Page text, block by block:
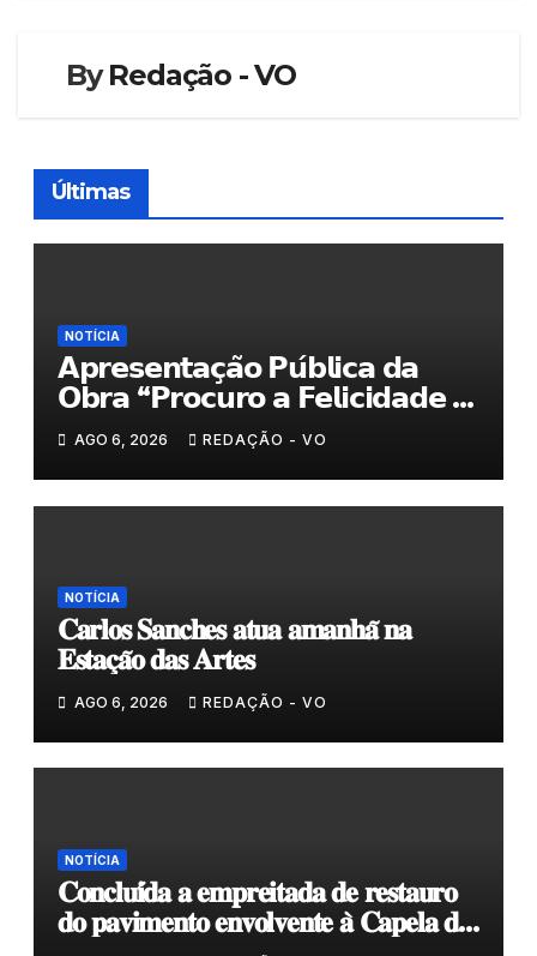
ByRedação - VO
Últimas
NOTÍCIA
𝗔𝗽𝗿𝗲𝘀𝗲𝗻𝘁𝗮𝗰̧𝗮̃𝗼 𝗣𝘂́𝗯𝗹𝗶𝗰𝗮 𝗱𝗮
𝗢𝗯𝗿𝗮 “𝗣𝗿𝗼𝗰𝘂𝗿𝗼 𝗮 𝗙𝗲𝗹𝗶𝗰𝗶𝗱𝗮𝗱𝗲 𝗲
𝗲𝗹𝗮 𝗺𝗼𝗿𝗮 𝗰𝗼𝗺𝗶𝗴𝗼”
AGO 6, 2026 REDAÇÃO - VO
NOTÍCIA
𝐂𝐚𝐫𝐥𝐨𝐬 𝐒𝐚𝐧𝐜𝐡𝐞𝐬 𝐚𝐭𝐮𝐚 𝐚𝐦𝐚𝐧𝐡𝐚̃ 𝐧𝐚
𝐄𝐬𝐭𝐚𝐜̧𝐚̃𝐨 𝐝𝐚𝐬 𝐀𝐫𝐭𝐞𝐬
AGO 6, 2026 REDAÇÃO - VO
NOTÍCIA
𝐂𝐨𝐧𝐜𝐥𝐮𝐢́𝐝𝐚 𝐚 𝐞𝐦𝐩𝐫𝐞𝐢𝐭𝐚𝐝𝐚 𝐝𝐞 𝐫𝐞𝐬𝐭𝐚𝐮𝐫𝐨
𝐝𝐨 𝐩𝐚𝐯𝐢𝐦𝐞𝐧𝐭𝐨 𝐞𝐧𝐯𝐨𝐥𝐯𝐞𝐧𝐭𝐞 𝐚̀ 𝐂𝐚𝐩𝐞𝐥𝐚 𝐝𝐞